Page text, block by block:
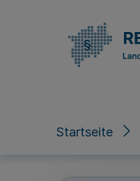
Startseite